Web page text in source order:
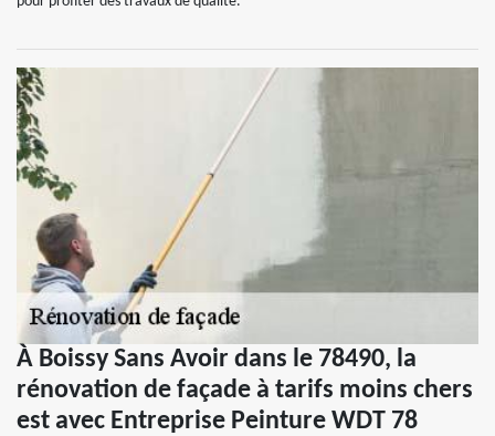
À Boissy Sans Avoir dans le 78490, la
rénovation de façade à tarifs moins chers
est avec Entreprise Peinture WDT 78